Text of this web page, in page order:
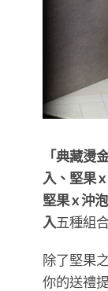
「典藏燙
入、堅果
堅果 x 沖
入五種組
除了堅果
你的送禮